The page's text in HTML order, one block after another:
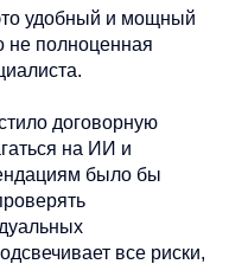
удобный и мощный
не полноценная
договорную
на ИИ и
было бы
все риски,